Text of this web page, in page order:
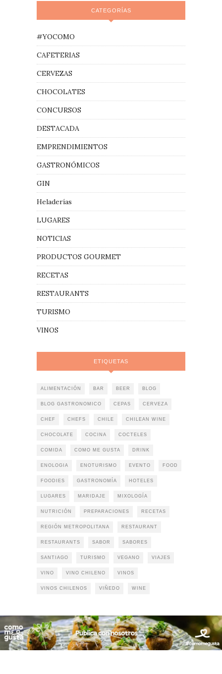
CATEGORÍAS
#YOCOMO
CAFETERIAS
CERVEZAS
CHOCOLATES
CONCURSOS
DESTACADA
EMPRENDIMIENTOS
GASTRONÓMICOS
GIN
Heladerías
LUGARES
NOTICIAS
PRODUCTOS GOURMET
RECETAS
RESTAURANTS
TURISMO
VINOS
ETIQUETAS
ALIMENTACIÓN BAR BEER BLOG
BLOG GASTRONOMICO CEPAS CERVEZA
CHEF CHEFS CHILE CHILEAN WINE
CHOCOLATE COCINA COCTELES
COMIDA COMO ME GUSTA DRINK
ENOLOGIA ENOTURISMO EVENTO FOOD
FOODIES GASTRONOMÍA HOTELES
LUGARES MARIDAJE MIXOLOGÍA
NUTRICIÓN PREPARACIONES RECETAS
REGIÓN METROPOLITANA RESTAURANT
RESTAURANTS SABOR SABORES
SANTIAGO TURISMO VEGANO VIAJES
VINO VINO CHILENO VINOS
VINOS CHILENOS VIÑEDO WINE